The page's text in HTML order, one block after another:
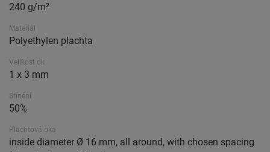
240 g/m²
Materiál
Polyethylen plachta
Velikost ok
1 x 3 mm
Stínění
50%
Plachtová oka
inside diameter Ø 16 mm, all around, with chosen spacing